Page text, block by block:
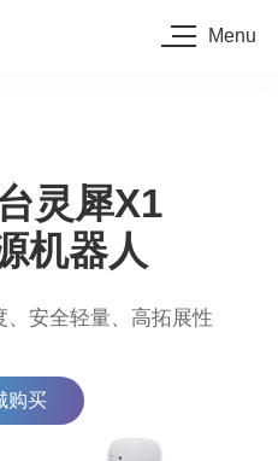
Menu
灵犀X1
机器人
安全轻量、高拓展性
购买